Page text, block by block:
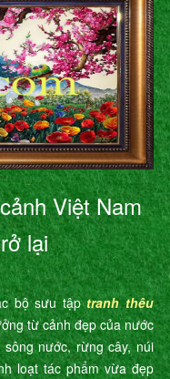
Việt Nam
lại
bộ sưu tậptranh thêu
từ cảnh đẹp của nước
nước, rừng cây, núi
loạt tác phẩm vừa đẹp